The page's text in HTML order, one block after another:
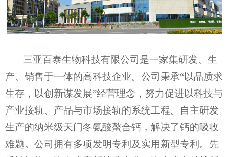
三亚百泰生物科技有限公司是一家集研发、生
产、销售于一体的高科技企业。公司秉承“以品质求
生存，以创新谋发展”经营理念，努力促进以科技与
产业接轨、产品与市场接轨的系统工程。自主研发
生产的纳米级天门冬氨酸螯合钙，解决了钙的吸收
难题。公司拥有多项发明专利及实用新型专利。先